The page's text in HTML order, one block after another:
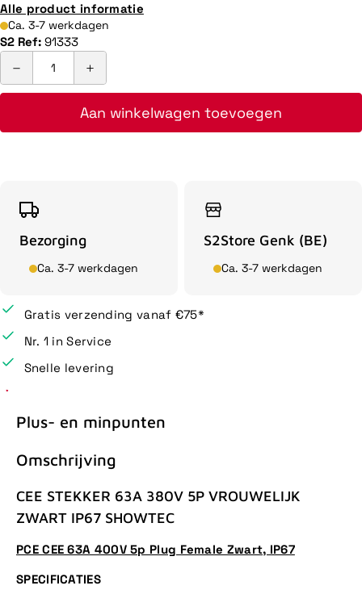
Alle product informatie
Ca. 3-7 werkdagen
S2 Ref: 91333
Aan winkelwagen toevoegen
Bezorging
Ca. 3-7 werkdagen
S2Store Genk (BE)
Ca. 3-7 werkdagen
Gratis verzending vanaf €75*
Nr. 1 in Service
Snelle levering
Plus- en minpunten
Omschrijving
CEE STEKKER 63A 380V 5P VROUWELIJK
ZWART IP67 SHOWTEC
PCE CEE 63A 400V 5p Plug Female Zwart, IP67
SPECIFICATIES